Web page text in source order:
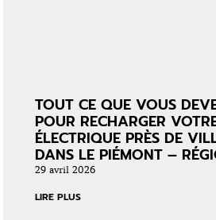
TOUT CE QUE VOUS
POUR RECHARGER
ÉLECTRIQUE PRÈS DE
DANS LE PIÉMONT –
29 avril 2026
LIRE PLUS